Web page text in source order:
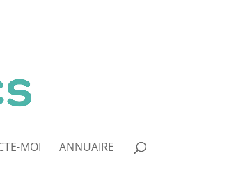
MOI ANNUAIRE